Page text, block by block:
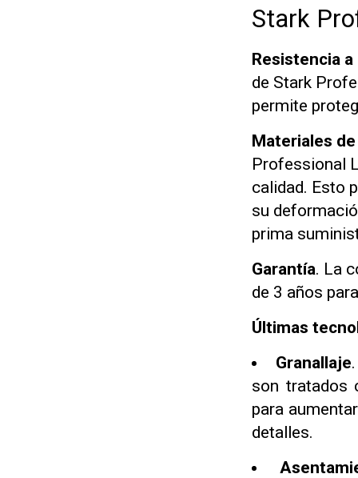
Stark
Resistencia
de Stark
permite
Materiales
Professional
calidad. Esto
su
prima
Garantía. La
de 3 años
Últimas
Granallaje
son tratados
para
detalles.